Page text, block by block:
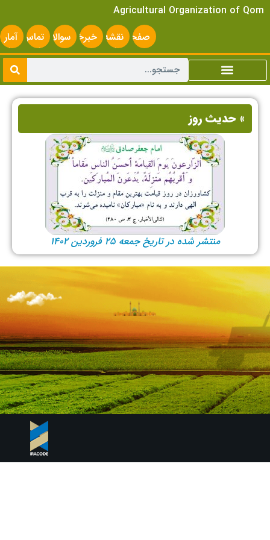
Agricultural Organization of Qom
صفحه
اصلی
نقشه
سایت
خبرخوانسوالات
متداول
تماس
با ما
آمار
» حدیث روز
منتشر شده در تاریخ جمعه ۲۵ فروردین ۱۴۰۲